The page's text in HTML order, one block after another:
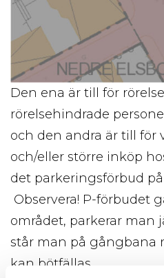
Den ena är till för
rörelsehindrade
och den andra är till för
och/eller större inköp
det parkeringsförbud
Observera! P-förbudet
området, parkerar man
står man på gångbana
kan bötfällas.